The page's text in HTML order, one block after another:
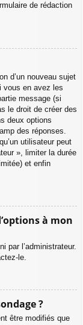
de rédaction
d’un nouveau sujet
vous en avez les
message (si
le droit de créer des
deux options
des réponses.
utilisateur peut
», limiter la durée
et enfin
à mon
par l’administrateur.
le.
?
être modifiés que